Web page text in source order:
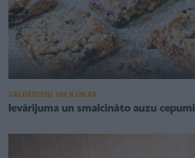
SALDĒDIENI UN KŪKAS
Ievārījuma un smalcināto auzu cepumi